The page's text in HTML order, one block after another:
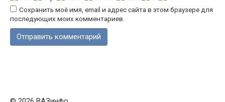
Сохранить моё имя, email и адрес сайта в этом браузере для
последующих моих комментариев.